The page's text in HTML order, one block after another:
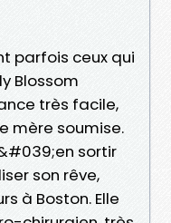
parfois ceux qui
Blossom
très facile,
mère soumise.
sortir
son rêve,
à Boston. Elle